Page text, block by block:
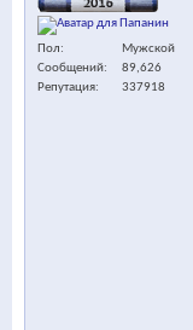
Пол
Мужской
Сообщений
89,626
Репутация
337918